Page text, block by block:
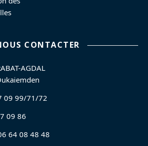
CONTACTER
AGDAL
09 99/71/72
09 86
64 08 48 48